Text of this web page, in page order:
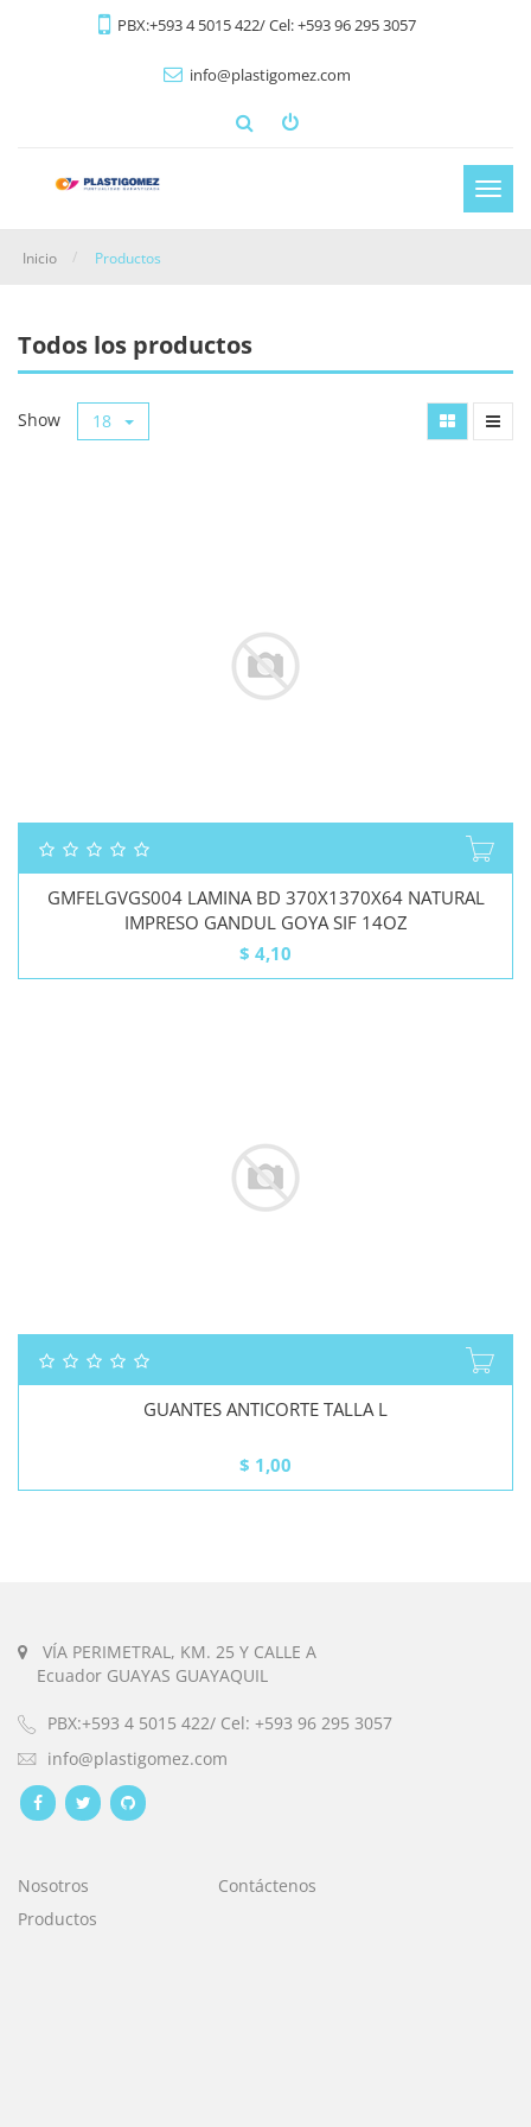
PBX:+593 4 5015 422/ Cel: +593 96 295 3057
info@plastigomez.com
Inicio Productos
Todos los productos
Show 18
GMFELGVGS004 LAMINA BD 370X1370X64 NATURAL
IMPRESO GANDUL GOYA SIF 14OZ
$ 4,10
GUANTES ANTICORTE TALLA L
$ 1,00
VÍA PERIMETRAL, KM. 25 Y CALLE A
Ecuador GUAYAS GUAYAQUIL
PBX:+593 4 5015 422/ Cel: +593 96 295 3057
info@plastigomez.com
Nosotros
Contáctenos
Productos